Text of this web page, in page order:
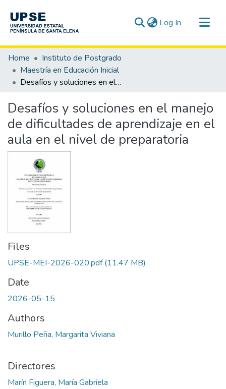
Log In (current)
Communities & Collections
All of DSpace
Statistics
Home
Instituto de Postgrado
Maestría en Educación Inicial
Desafíos y soluciones en el manejo de dificultades de aprendizaje en el aula en el nivel de preparatoria
Desafíos y soluciones en el manejo
de dificultades de aprendizaje en el
aula en el nivel de preparatoria
Files
UPSE-MEI-2026-020.pdf(11.47 MB)
Date
2026-05-15
Authors
Murillo Peña, Margarita Viviana
Directores
Marín Figuera, María Gabriela